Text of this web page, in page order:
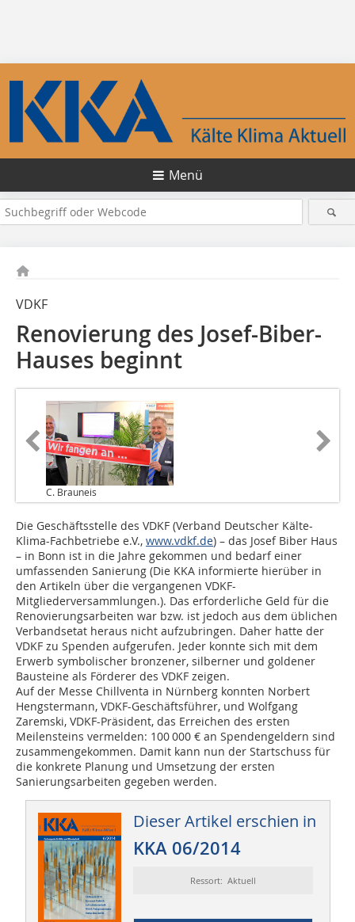
Menü
VDKF
Renovierung des Josef-Biber-
Hauses beginnt
C. Brauneis
Die Geschäftsstelle des VDKF (Verband Deutscher Kälte-
Klima-Fachbetriebe e.V., www.vdkf.de) – das Josef Biber Haus
– in Bonn ist in die Jahre gekommen und bedarf einer
umfassenden Sanierung (Die KKA informierte hierüber in
den Artikeln über die vergangenen VDKF-
Mitgliederversammlungen.). Das erforderliche Geld für die
Renovierungsarbeiten war bzw. ist jedoch aus dem üblichen
Verbandsetat heraus nicht aufzubringen. Daher hatte der
VDKF zu Spenden aufgerufen. Jeder konnte sich mit dem
Erwerb symbolischer bronzener, silberner und goldener
Bausteine als Förderer des VDKF zeigen.
Auf der Messe Chillventa in Nürnberg konnten Norbert
Hengstermann, VDKF-Geschäftsführer, und Wolfgang
Zaremski, VDKF-Präsident, das Erreichen des ersten
Meilensteins vermelden: 100 000 € an Spendengeldern sind
zusammengekommen. Damit kann nun der Startschuss für
die konkrete Planung und Umsetzung der ersten
Sanierungsarbeiten gegeben werden.
Dieser Artikel erschien in
KKA 06/2014
Ressort: Aktuell